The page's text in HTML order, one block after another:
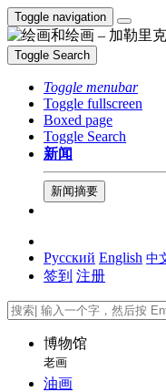
Toggle navigation
Toggle Search
Toggle menubar
Toggle fullscreen
Boxed page
Toggle Search
新闻
新闻摘要
Русский English 中
签到 注册
博物馆
老画
油画